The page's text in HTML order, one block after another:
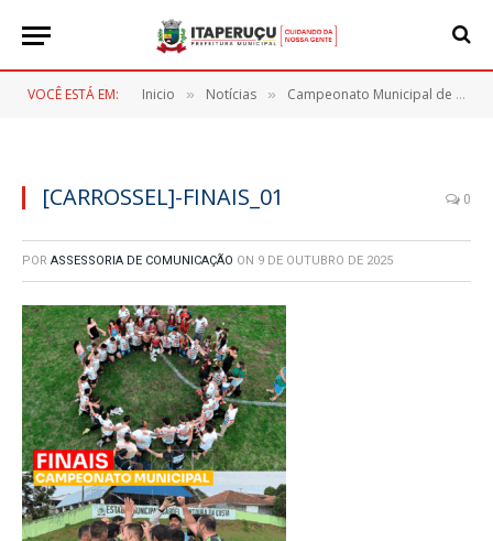
VOCÊ ESTÁ EM: Inicio » Notícias » Campeonato Municipal de Itaperuçu consagra seus campeões em finais emocionantes
[CARROSSEL]-FINAIS_01 0
POR ASSESSORIA DE COMUNICAÇÃO ON 9 DE OUTUBRO DE 2025